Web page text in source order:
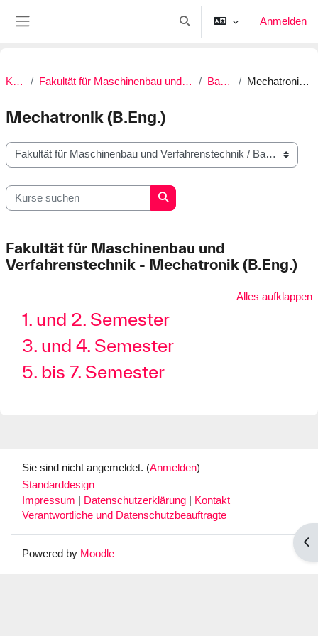
Sucheingabe umschalten
Anmelden
Kurse Fakultät für Maschinenbau und Verfahrenstechnik Bachelor Mechatronik (B.Eng.)
Mechatronik (B.Eng.)
Kursbereiche
Kurse suchen
Kurse suchen
Fakultät für Maschinenbau und
Verfahrenstechnik - Mechatronik (B.Eng.)
Alles aufklappen
1. und 2. Semester
3. und 4. Semester
5. bis 7. Semester
Sie sind nicht angemeldet. (Anmelden)
Standarddesign
Impressum
Datenschutzerklärung
Kontakt
Verantwortliche und Datenschutzbeauftragte
Powered by Moodle